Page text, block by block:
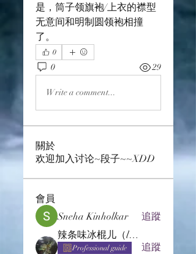
是，筒子领旗袍/上衣的襟型
无意间和明制圆领袍相撞
了。
0
0 29
Write a comment...
關於
欢迎加入讨论~段子~~XDD
會員
Sneha Kinholkar
追蹤
辣条味冰棍儿（lof别玩了要氪金的）
Professional guide
追蹤